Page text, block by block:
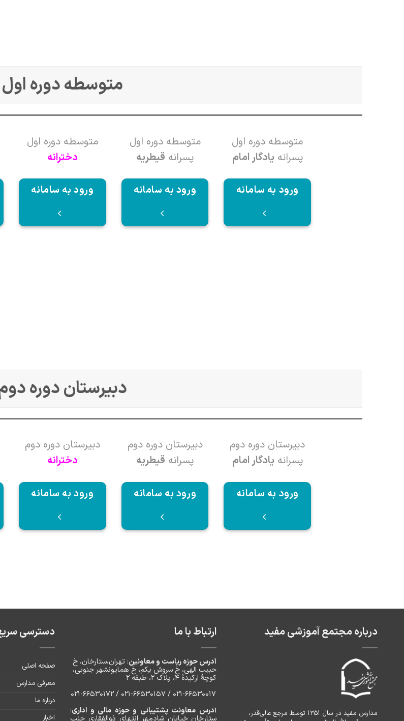
متوسطه دوره اول
متوسطه دوره اول
پسرانه یادگار امام
ورود به سامانه
متوسطه دوره اول
پسرانه قیطریه
ورود به سامانه
متوسطه دوره اول
دخترانه
ورود به سامانه
دبیرستان دوره
دبیرستان دوره دوم
پسرانه یادگار امام
ورود به سامانه
دبیرستان دوره دوم
پسرانه قیطریه
ورود به سامانه
دبیرستان دوره دوم
دخترانه
ورود به سامانه
درباره مجتمع آموزشی مفید
مدارس مفید در سال ۱۳۵۱ توسط مرجع عالی‌قدر،
ارتباط با ما
آدرس حوزه ریاست و معاونین: تهران،ستارخان، خ
حبیب الهی، خ سروش یکم، خ‌ همایونشهر جنوبی،
کوچۀ ارکیدۀ ۴، پلاک ۲، طبقه ۲
۰۲۱-66530017 / 021-66530157 / 021-66530172
آدرس معاونت پشتیبانی و حوزه مالی و اداری:
دسترسی
صفحه اصلی
معرفی مدارس
درباره ما
اخبار